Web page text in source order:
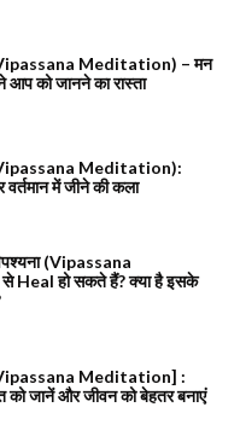
(Vipassana Meditation) – मन
आप को जानने का रास्ता
(Vipassana Meditation):
वर्तमान में जीने की कला
(Vipassana
हो सकते हैं? क्या है इसके
[Vipassana Meditation] :
को जानें और जीवन को बेहतर बनाएं